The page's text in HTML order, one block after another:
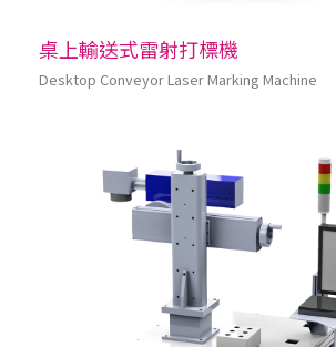
桌上輸送式雷射打標機
Desktop Conveyor Laser Marking Machine